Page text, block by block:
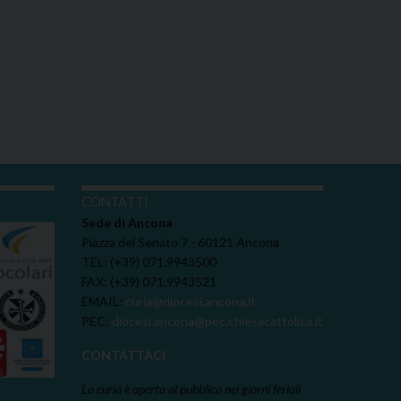
CONTATTI
Sede di Ancona
Piazza del Senato 7 - 60121 Ancona
TEL: (+39) 071.9943500
FAX: (+39) 071.9943521
EMAIL: curia@diocesi.ancona.it
PEC: diocesi.ancona@pec.chiesacattolica.it
CONTATTACI
La curia è aperta al pubblico nei giorni feriali